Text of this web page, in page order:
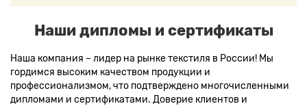
Наши дипломы и сертификаты
Наша компания – лидер на рынке текстиля в России! Мы
гордимся высоким качеством продукции и
профессионализмом, что подтверждено многочисленными
дипломами и сертификатами. Доверие клиентов и